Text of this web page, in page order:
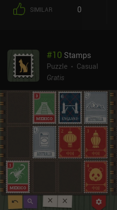
SIMILAR 0
#10 Stamps
Puzzle
Casual
Gratis